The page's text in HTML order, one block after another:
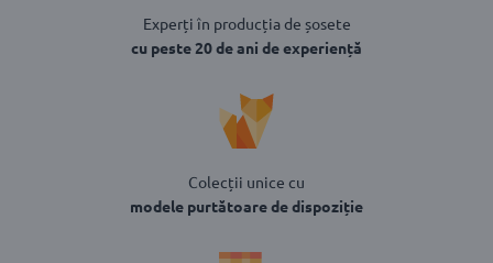
Experți în producția de șosete
cu peste 20 de ani de experiență
Colecții unice cu
modele purtătoare de dispoziție